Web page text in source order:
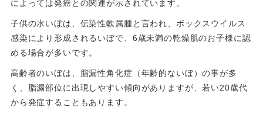
によっては発癌との関連が示されています。
子供の水いぼは、伝染性軟属腫と言われ、ボックスウイルス
感染により形成されるいぼで、6歳未満の乾燥肌のお子様に認
める場合が多いです。
高齢者のいぼは、脂漏性角化症（年齢的ないぼ）の事が多
く、脂漏部位に出現しやすい傾向がありますが、若い20歳代
から発症することもあります。